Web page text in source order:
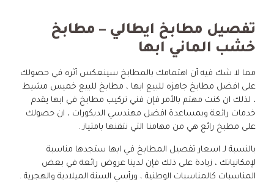
تفصيل مطابخ ايطالي – مطابخ
خشب الماني ابها
مما لا شك فيه أن اهتمامك بالمطابخ سينعكس أثره في حصولك
على افضل مطابخ جاهزه للبيع ابها ، مطابخ للبيع خميس مشيط
، لذلك ان كنت مهتم بالأمر فإن فني تركيب مطابخ في ابها يقدم
خدمات رائعة وبمساعدة افضل مهندسي الديكورات ، ان حصولك
على مطبخ رائع هي من مهامنا التي نتقنها بامتياز .
بالنسبة لـ اسعار تفصيل المطابخ في ابها ستجدها مناسبة
لإمكانياتك ، زيادة على ذلك فإن لدينا عروض رائعة في بعض
المناسبات كالمناسبات الوطنية ، ورأسي السنة الميلادية والهجرية .